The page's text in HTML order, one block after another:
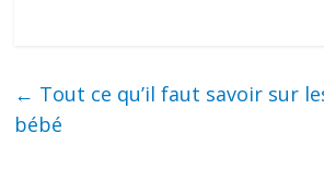
← Tout ce qu’il faut savoir sur
bébé